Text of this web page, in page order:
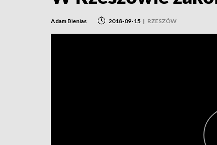
Adam Bienias 2018-09-15 | RZESZÓW